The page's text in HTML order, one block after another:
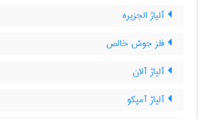
آلیاژ الجزیره
فلز جوش خالص
آلیاژ آلان
آلیاژ آمپکو